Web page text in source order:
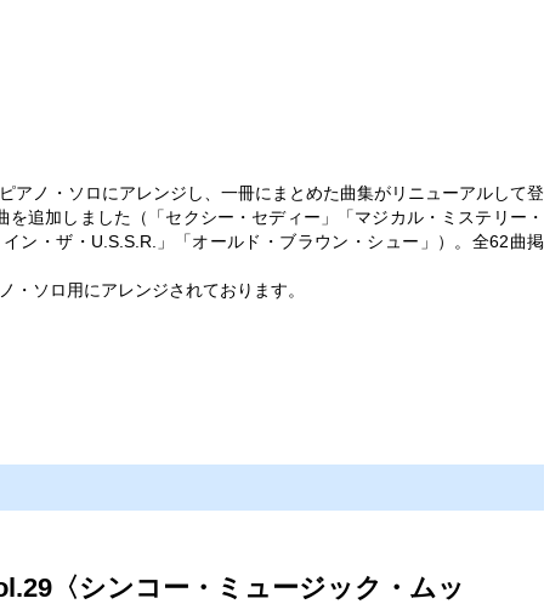
アノ・ソロにアレンジし、一冊にまとめた曲集がリニューアルして登
追加しました（「セクシー・セディー」「マジカル・ミステリー・
ン・ザ・U.S.S.R.」「オールド・ブラウン・シュー」）。全62曲掲
・ソロ用にアレンジされております。
〈シンコー・ミュージック・ムッ